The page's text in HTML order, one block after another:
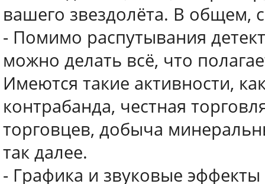
вашего звездолёта. В общем,
- Помимо распутывания
можно делать всё, что
Имеются такие активности,
контрабанда, честная
торговцев, добыча
так далее.
- Графика и звуковые